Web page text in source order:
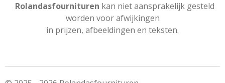
Rolandasfournituren kan niet aansprakelijk gesteld
worden voor afwijkingen
in prijzen, afbeeldingen en teksten.